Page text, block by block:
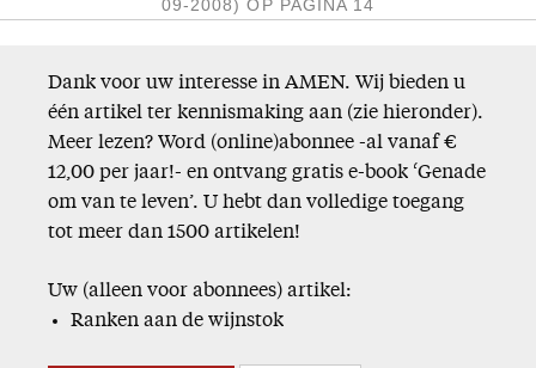
Nabestellen
En verder
Bijbelstudieagenda
09-2008) OP PAGINA 14
Dank voor uw interesse in AMEN. Wij bieden u
één artikel ter kennismaking aan (zie hieronder).
Meer lezen? Word (online)abonnee -al vanaf €
12,00 per jaar!- en ontvang gratis e-book ‘Genade
om van te leven’. U hebt dan volledige toegang
tot meer dan 1500 artikelen!
Uw (alleen voor abonnees) artikel:
Ranken aan de wijnstok